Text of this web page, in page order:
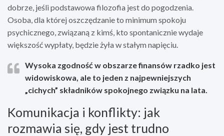
dobrze, jeśli podstawowa filozofia jest do pogodzenia.
Osoba, dla której oszczędzanie to minimum spokoju
psychicznego, związaną z kimś, kto spontanicznie wydaje
większość wypłaty, będzie żyła w stałym napięciu.
Wysoka zgodność w obszarze finansów rzadko jest
widowiskowa, ale to jeden z najpewniejszych
„cichych” składników spokojnego związku na lata.
Komunikacja i konflikty: jak
rozmawia się, gdy jest trudno